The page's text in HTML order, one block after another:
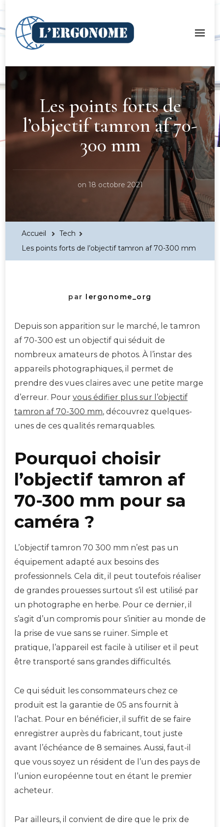
LergoNome.org
Les points forts de
l’objectif tamron af 70-
300 mm
on 18 octobre 2021
Accueil
Tech
Les points forts de l’objectif tamron af 70-300 mm
par lergonome_org
Depuis son apparition sur le marché, le tamron
af 70-300 est un objectif qui séduit de
nombreux amateurs de photos. À l’instar des
appareils photographiques, il permet de
prendre des vues claires avec une petite marge
d’erreur. Pour vous édifier plus sur l’objectif
tamron af 70-300 mm, découvrez quelques-
unes de ces qualités remarquables.
Pourquoi choisir
l’objectif tamron af
70-300 mm pour sa
caméra ?
L’objectif tamron 70 300 mm n’est pas un
équipement adapté aux besoins des
professionnels. Cela dit, il peut toutefois réaliser
de grandes prouesses surtout s’il est utilisé par
un photographe en herbe. Pour ce dernier, il
s’agit d’un compromis pour s’initier au monde de
la prise de vue sans se ruiner. Simple et
pratique, l’appareil est facile à utiliser et il peut
être transporté sans grandes difficultés.
Ce qui séduit les consommateurs chez ce
produit est la garantie de 05 ans fournit à
l’achat. Pour en bénéficier, il suffit de se faire
enregistrer auprès du fabricant, tout juste
avant l’échéance de 8 semaines. Aussi, faut-il
que vous soyez un résident de l’un des pays de
l’union européenne tout en étant le premier
acheteur.
Par ailleurs, il convient de dire que le prix de